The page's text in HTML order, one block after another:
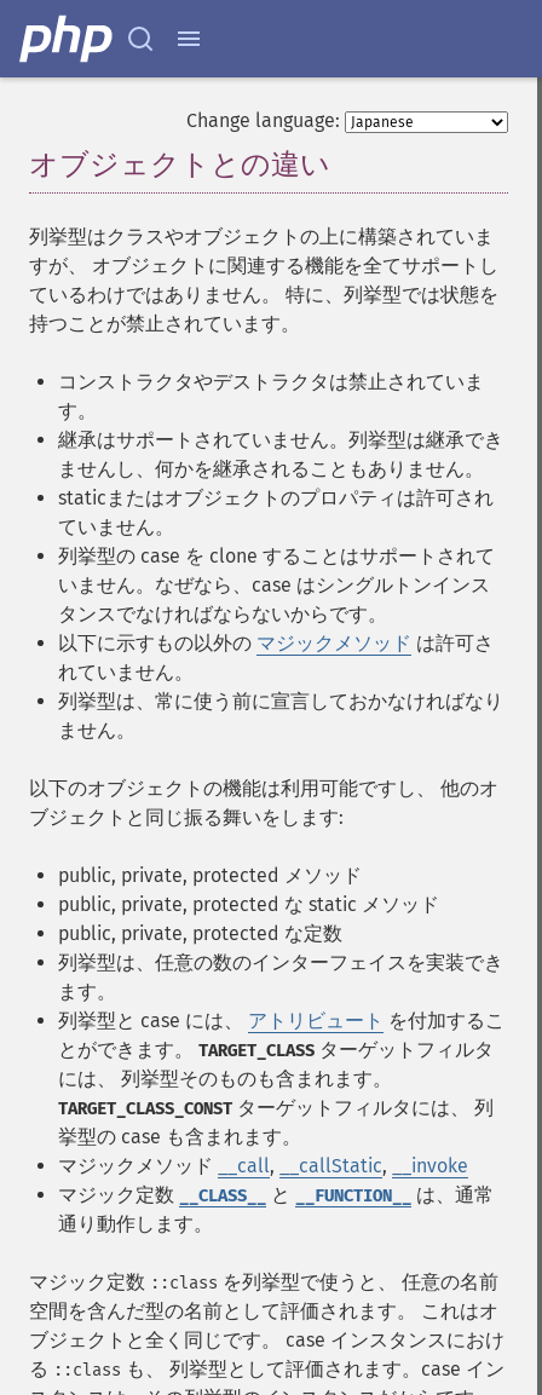
Change language:
オブジェクトとの違い
列挙型はクラスやオブジェクトの上に構築されていま
すが、 オブジェクトに関連する機能を全てサポートし
ているわけではありません。 特に、列挙型では状態を
持つことが禁止されています。
コンストラクタやデストラクタは禁止されていま
す。
継承はサポートされていません。列挙型は継承でき
ませんし、何かを継承されることもありません。
staticまたはオブジェクトのプロパティは許可され
ていません。
列挙型の case を clone することはサポートされて
いません。なぜなら、case はシングルトンインス
タンスでなければならないからです。
以下に示すもの以外の マジックメソッド は許可さ
れていません。
列挙型は、常に使う前に宣言しておかなければなり
ません。
以下のオブジェクトの機能は利用可能ですし、 他のオ
ブジェクトと同じ振る舞いをします:
public, private, protected メソッド
public, private, protected な static メソッド
public, private, protected な定数
列挙型は、任意の数のインターフェイスを実装でき
ます。
列挙型と case には、 アトリビュート を付加するこ
とができます。 TARGET_CLASS ターゲットフィルタ
には、 列挙型そのものも含まれます。
TARGET_CLASS_CONST ターゲットフィルタには、 列
挙型の case も含まれます。
マジックメソッド
__call, __callStatic,
__invoke
マジック定数
__CLASS__ と __FUNCTION__
は、通常
通り動作します。
マジック定数 ::class を列挙型で使うと、 任意の名前
空間を含んだ型の名前として評価されます。 これはオ
ブジェクトと全く同じです。 case インスタンスにおけ
る ::class も、 列挙型として評価されます。case イン